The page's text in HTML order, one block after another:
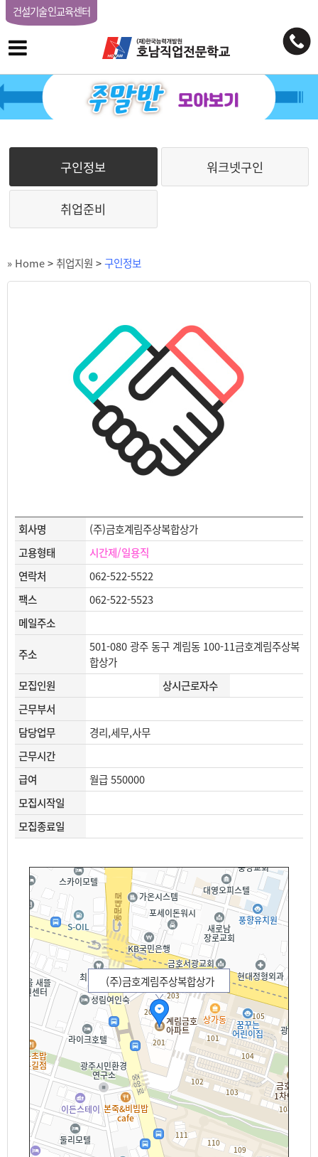
건설기술인교육센터
구인정보 워크넷구인
취업준비
» Home>취업지원 >구인정보
회사명
(주)금호계림주상복합상가
고용형태
시간제/일용직
연락처
062-522-5522
팩스
062-522-5523
메일주소
주소
501-080 광주 동구 계림동 100-11금호계림주상복
합상가
모집인원
상시근로자수
근무부서
담당업무
경리,세무,사무
근무시간
급여
월급 550000
모집시작일
모집종료일
(주)금호계림주상복합상가